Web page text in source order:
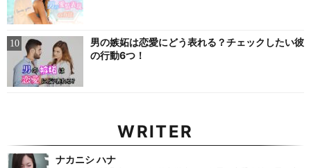
男の嫉妬は恋愛にどう表れる？チェックしたい彼
の行動6つ！
WRITER
ナカニシ ハナ